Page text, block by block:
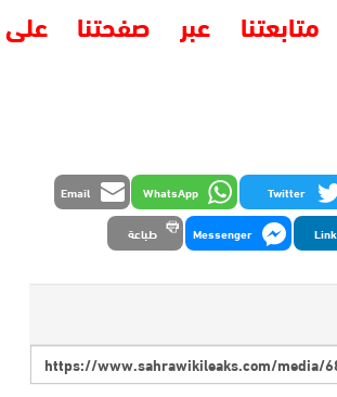
عبر صفحتنا على
Twitter
WhatsApp
Email
Messenger طباعة